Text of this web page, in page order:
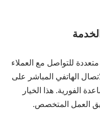
للتواصل مع العملاء
الهاتفي المباشر على
المساعدة الفورية. هذا الخيار
العمل المتخصص.